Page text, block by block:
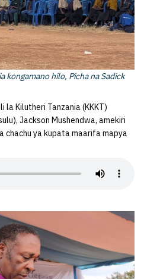
kongamano hilo, Picha na Sadick
la Kilutheri Tanzania (KKKT)
Jackson Mushendwa, amekiri
chachu ya kupata maarifa mapya